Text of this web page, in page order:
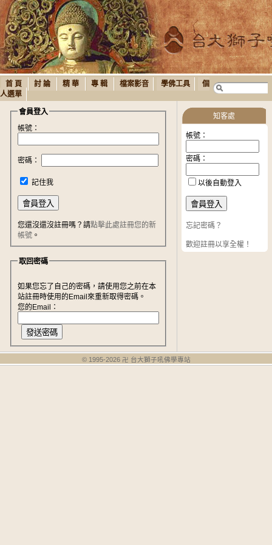
首 頁 討 論 精 華 專 輯 檔案影音 學佛工具
個
人選單
會員登入
帳號：
密碼：
記住我
您還沒還沒註冊嗎？請點擊此處註冊您的新
帳號 。
取回密碼
如果您忘了自己的密碼，請使用您之前在本
站註冊時使用的Email來重新取得密碼。
您的Email：
知客處
帳號：
密碼：
以後自動登入
忘記密碼？
歡迎註冊以享全權！
© 1995-2026 卍 台大獅子吼佛學專站